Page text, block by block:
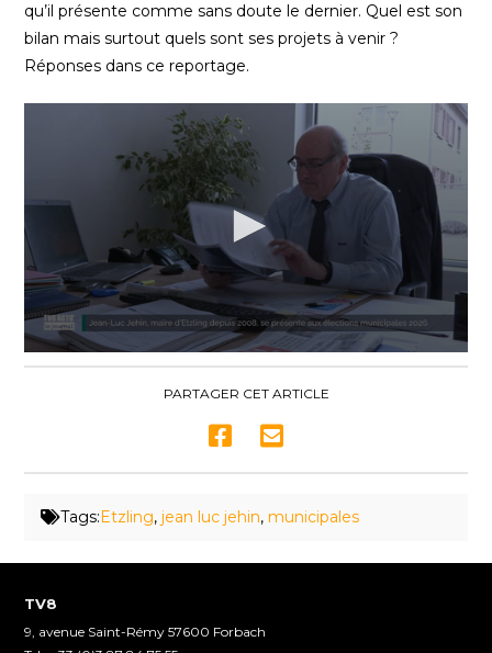
qu’il présente comme sans doute le dernier. Quel est son
bilan mais surtout quels sont ses projets à venir ?
Réponses dans ce reportage.
PARTAGER CET ARTICLE
Tags:Etzling,jean luc jehin,municipales
TV8
9, avenue Saint-Rémy 57600 Forbach